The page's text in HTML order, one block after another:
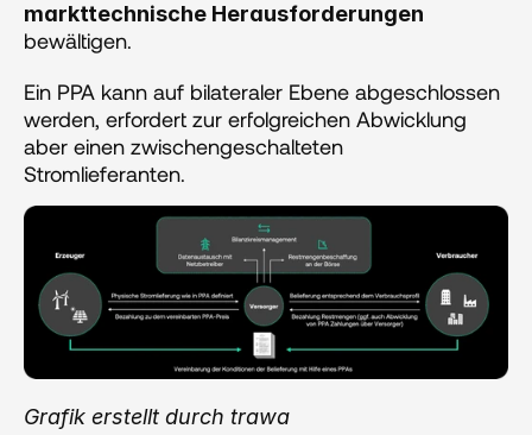
markttechnische Herausforderungen
bewältigen.
Ein PPA kann auf bilateraler Ebene abgeschlossen
werden, erfordert zur erfolgreichen Abwicklung
aber einen zwischengeschalteten
Stromlieferanten.
Grafik erstellt durch trawa